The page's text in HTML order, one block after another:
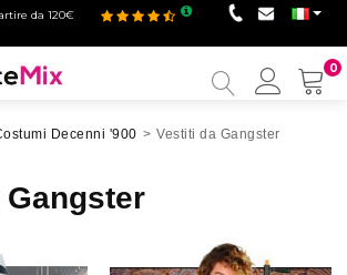
da 120€
0
mio
Decenni '900 > Vestiti da Gangster